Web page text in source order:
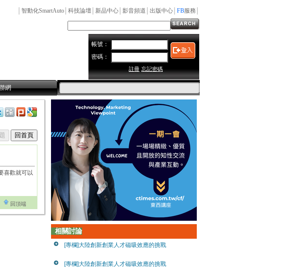
智動化SmartAuto 科技論壇 新品中心 影音頻道 出版中心 FB服務
帳號：
密碼：
註冊 忘記密碼
網
回首頁
喜歡就可以
回頂端
相關討論
[專欄]大陸創新創業人才磁吸效應的挑戰
[專欄]大陸創新創業人才磁吸效應的挑戰